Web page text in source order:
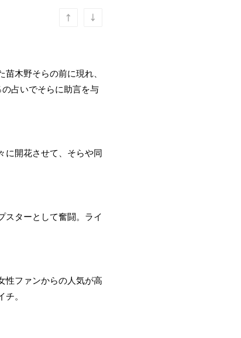
木野そらの前に現れ、
占いでそらに助言を与
に開花させて、そらや同
スターとして奮闘。ライ
性ファンからの人気が高
。